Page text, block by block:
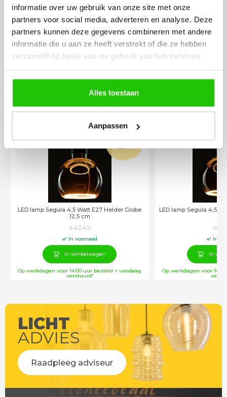
informatie over uw gebruik van onze site met onze
partners voor social media, adverteren en analyse. Deze
partners kunnen deze gegevens combineren met andere
informatie die u aan ze heeft verstrekt of die ze hebben
verzameld op basis van uw gebruik van hun services.
Alles toestaan
Aanpassen
MEER PRODUCTEN
UIT DE SERIE SEGULA
Alle producten uit deze serie
LED lamp Segula 4,5 Watt E27 Helder Globe
12,5 cm
44245
In voorraad
In winkelwagen
Op werkdagen voor 14:00 uur besteld = vandaag
verstuurd!
LED lamp Segula 4,5
In
In
Op werkdagen voor
LICHT
ADVIES
Raadpleeg adviseur